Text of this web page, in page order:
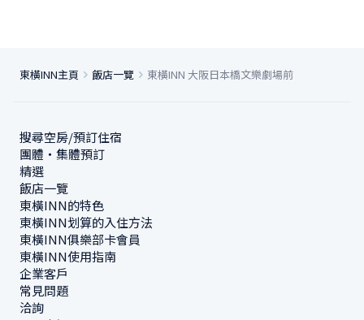
東橫INN主頁 飯店一覽 東橫INN 大阪日本橋文樂劇場前
搜尋空房/預訂住宿
團體・集體預訂
精選
飯店一覽
東橫INN的特色
東橫INN划算的入住方法
東橫INN俱樂部卡會員
東橫INN使用指南
企業客戶
常見問題
洽詢